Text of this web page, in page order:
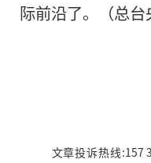
际前沿了。（总台
文章投诉热线:157